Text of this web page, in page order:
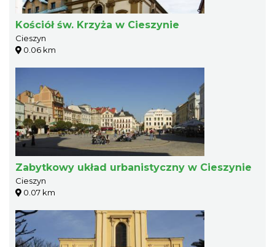
Kościół św. Krzyża w Cieszynie
Cieszyn
0.06 km
Zabytkowy układ urbanistyczny w Cieszynie
Cieszyn
0.07 km